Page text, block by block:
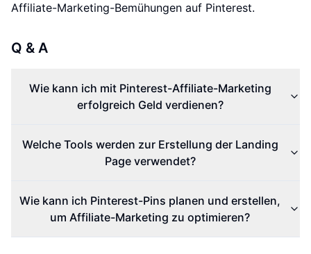
Affiliate-Marketing-Bemühungen auf Pinterest.
Q & A
Wie kann ich mit Pinterest-Affiliate-Marketing
erfolgreich Geld verdienen?
Welche Tools werden zur Erstellung der Landing
Page verwendet?
Wie kann ich Pinterest-Pins planen und erstellen,
um Affiliate-Marketing zu optimieren?